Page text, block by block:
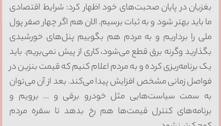
بغزیان در پایان صحبت‌های خود اظهار کرد: شرایط اقتصادی
ما باید بهتر شود و به ثبات برسیم. الان هم اگر چهار صفر پول
ملی را برداریم و به مردم هم بگوییم پنل‌های خورشیدی
بگذارید وگرنه برق قطع می‌شود، کاری از پیش نمی‌بریم. باید
یک برنامه‌ریزی کرده و به مردم اعلام کنیم که قیمت بنزین در
فواصل زمانی مشخص افزایش پیدا می‌کند. بعد از آن می‌توان
به سمت سیاست‌هایی مثل خودرو برقی و … برویم و
برنامه‌های کنترل قیمت‌ها هم رخ بدهد تا سفره مردم